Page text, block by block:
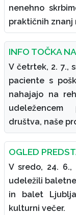
nenehno
praktičnih znanj
INFO TOČKA
V četrtek, 2. 7.,
paciente s
nahajajo na
društva, naše
OGLED
V sredo, 24.
udeležili
in balet
kulturni večer.